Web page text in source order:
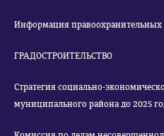
Информация
ГРАДОСТРОИТЕЛЬСТВО
Стратегия социально-
муниципального района до 2025